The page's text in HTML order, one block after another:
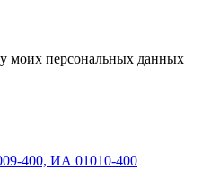
моих персональных данных